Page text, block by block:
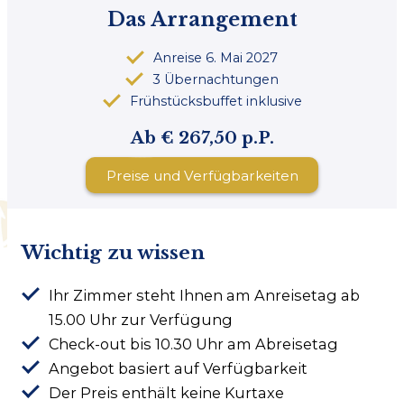
Das Arrangement
Anreise 6. Mai 2027
3 Übernachtungen
Frühstücksbuffet inklusive
Ab € 267,50 p.P.
Preise und Verfügbarkeiten
Wichtig zu wissen
Ihr Zimmer steht Ihnen am Anreisetag ab
15.00 Uhr zur Verfügung
Check-out bis 10.30 Uhr am Abreisetag
Angebot basiert auf Verfügbarkeit
Der Preis enthält keine Kurtaxe